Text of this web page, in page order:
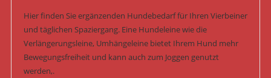
Hier finden Sie ergänzenden Hundebedarf für Ihren Vierbeiner
und täglichen Spaziergang. Eine Hundeleine wie die
Verlängerungsleine, Umhängeleine bietet Ihrem Hund mehr
Bewegungsfreiheit und kann auch zum Joggen genutzt
werden,.